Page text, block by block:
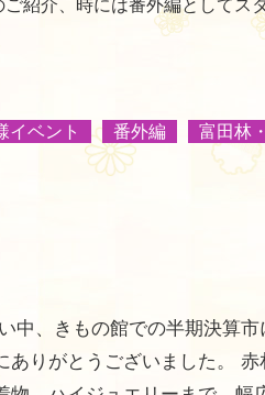
紹介、時には番外編としてス
イベント 番外編 富田林
中、きもの館での半期決算市
ありがとうございました。 赤